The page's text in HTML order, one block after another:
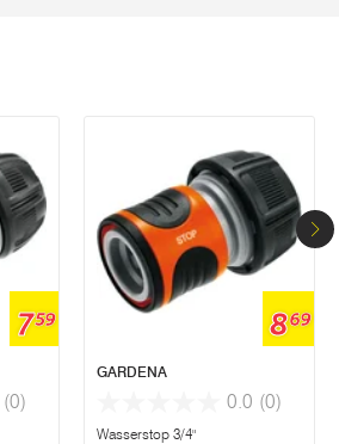
759
(0)
869
GARDENA
0.0 (0)
Wasserstop 3/4"